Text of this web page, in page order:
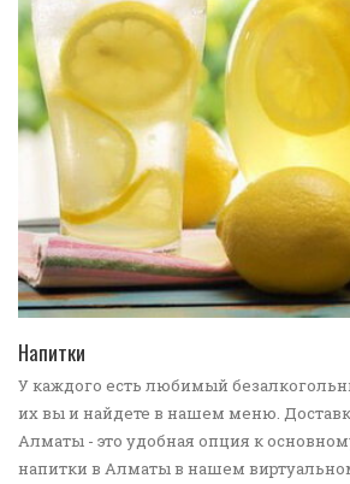
Напитки
У каждого есть любимый
их вы и найдете в нашем меню.
Алматы - это удобная опция к
напитки в Алматы в нашем